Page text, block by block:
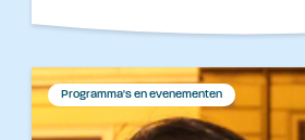
Programma's en evenementen